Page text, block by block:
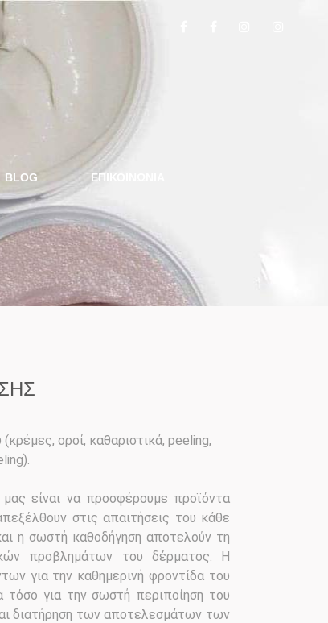
BLOG ΕΠΙΚΟΙΝΩΝΙΑ
οροί, καθαριστικά, peeling,
μας είναι να προσφέρουμε προϊόντα
στις απαιτήσεις του κάθε
η σωστή καθοδήγηση αποτελούν τη
προβλημάτων του δέρματος. Η
για την καθημερινή φροντίδα του
τόσο για την σωστή περιποίηση του
διατήρηση των αποτελεσμάτων των